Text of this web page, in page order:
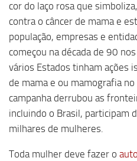
cor do laço rosa que
contra o câncer de mama e
população, empresas e
começou na década de 90
vários Estados tinham ações
de mama e ou mamografia
campanha derrubou as
incluindo o Brasil, participam
milhares de mulheres.
Toda mulher deve fazer o